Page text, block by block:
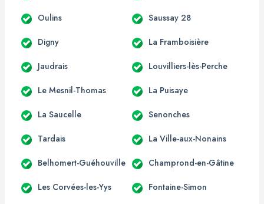
Oulins Saussay 28
Digny La Framboisière
Jaudrais Louvilliers-lès-Perche
Le Mesnil-Thomas La Puisaye
La Saucelle Senonches
Tardais La Ville-aux-Nonains
Belhomert-Guéhouville Champrond-en-Gâtine
Les Corvées-les-Yys Fontaine-Simon